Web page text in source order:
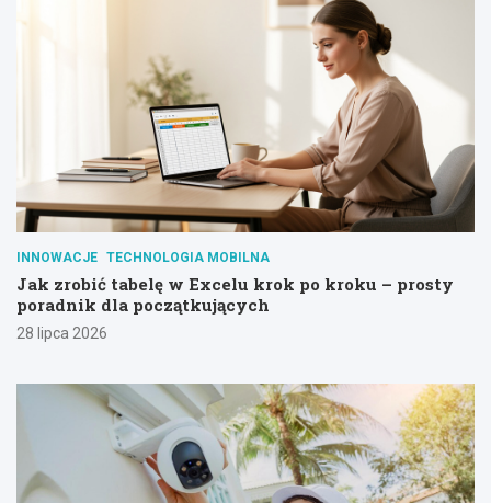
INNOWACJE TECHNOLOGIA MOBILNA
Jak zrobić tabelę w Excelu krok po kroku – prosty
poradnik dla początkujących
28 lipca 2026